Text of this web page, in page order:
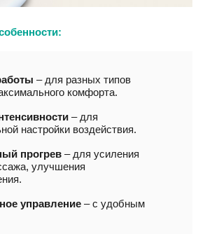
– для разных типов
комфорта.
– для
настройки воздействия.
прогрев – для усиления
улучшения
управление – с удобным